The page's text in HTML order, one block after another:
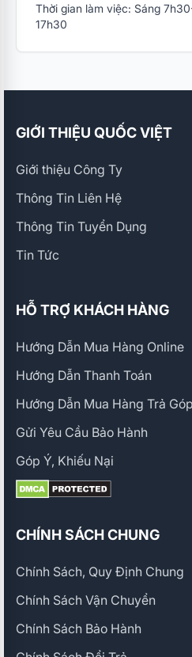
Thời gian làm việc: Sáng
17h30
GIỚI THIỆU QUỐC VIỆT
Giới thiệu Công Ty
Thông Tin Liên Hệ
Thông Tin Tuyển Dụng
Tin Tức
HỖ TRỢ KHÁCH HÀNG
Hướng Dẫn Mua Hàng Online
Hướng Dẫn Thanh Toán
Hướng Dẫn Mua Hàng Trả Góp
Gửi Yêu Cầu Bảo Hành
Góp Ý, Khiếu Nại
CHÍNH SÁCH CHUNG
Chính Sách, Quy Định Chung
Chính Sách Vận Chuyển
Chính Sách Bảo Hành